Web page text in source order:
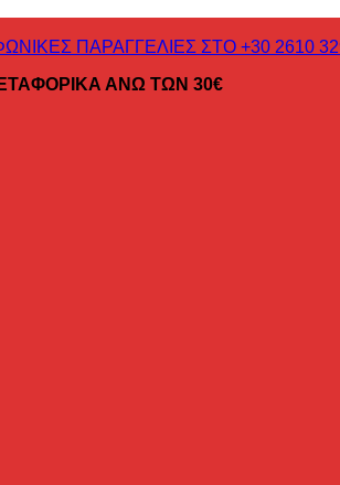
ΠΑΡΑΓΓΕΛΙΕΣ ΣΤΟ +30 2610
ΑΝΩ ΤΩΝ 30€